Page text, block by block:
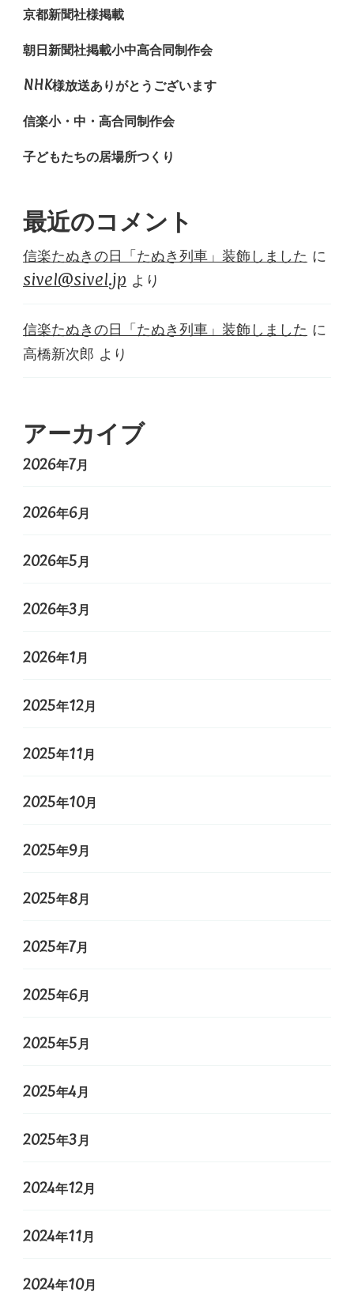
京都新聞社様掲載
朝日新聞社掲載小中高合同制作会
NHK様放送ありがとうございます
信楽小・中・高合同制作会
子どもたちの居場所つくり
最近のコメント
信楽たぬきの日「たぬき列車」装飾しました に
sivel@sivel.jp より
信楽たぬきの日「たぬき列車」装飾しました に
高橋新次郎 より
アーカイブ
2026年7月
2026年6月
2026年5月
2026年3月
2026年1月
2025年12月
2025年11月
2025年10月
2025年9月
2025年8月
2025年7月
2025年6月
2025年5月
2025年4月
2025年3月
2024年12月
2024年11月
2024年10月